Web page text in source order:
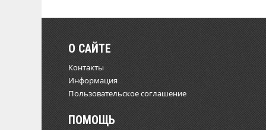
О САЙТЕ
Контакты
Информация
Пользовательское соглашение
ПОМОЩЬ